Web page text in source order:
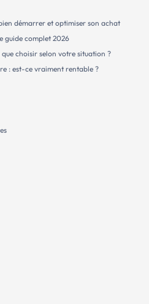
démarrer et optimiser son achat
guide complet 2026
choisir selon votre situation ?
: est-ce vraiment rentable ?